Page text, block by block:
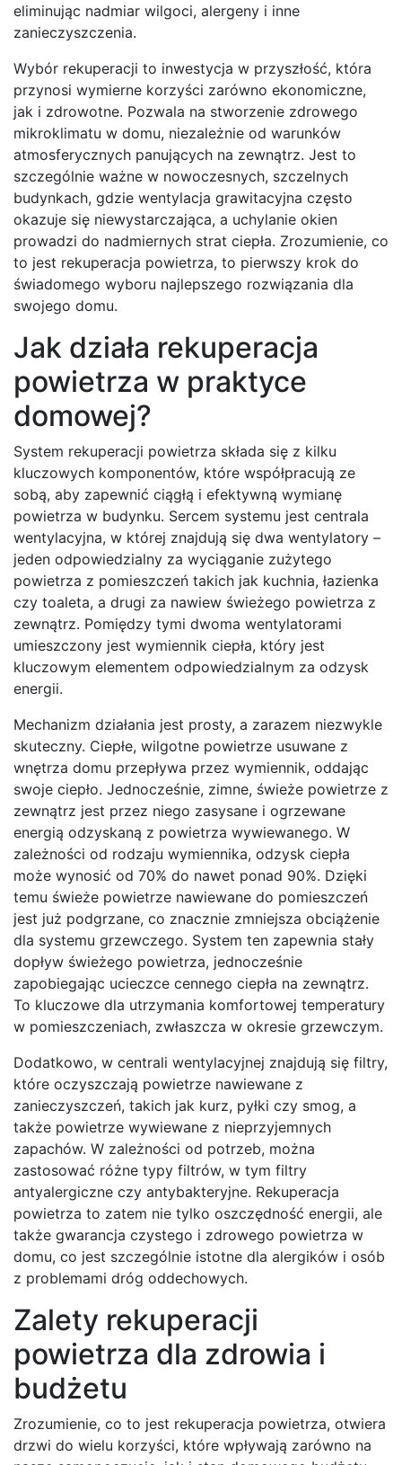
eliminując nadmiar wilgoci, alergeny i inne
zanieczyszczenia.
Wybór rekuperacji to inwestycja w przyszłość, która
przynosi wymierne korzyści zarówno ekonomiczne,
jak i zdrowotne. Pozwala na stworzenie zdrowego
mikroklimatu w domu, niezależnie od warunków
atmosferycznych panujących na zewnątrz. Jest to
szczególnie ważne w nowoczesnych, szczelnych
budynkach, gdzie wentylacja grawitacyjna często
okazuje się niewystarczająca, a uchylanie okien
prowadzi do nadmiernych strat ciepła. Zrozumienie, co
to jest rekuperacja powietrza, to pierwszy krok do
świadomego wyboru najlepszego rozwiązania dla
swojego domu.
Jak działa rekuperacja
powietrza w praktyce
domowej?
System rekuperacji powietrza składa się z kilku
kluczowych komponentów, które współpracują ze
sobą, aby zapewnić ciągłą i efektywną wymianę
powietrza w budynku. Sercem systemu jest centrala
wentylacyjna, w której znajdują się dwa wentylatory –
jeden odpowiedzialny za wyciąganie zużytego
powietrza z pomieszczeń takich jak kuchnia, łazienka
czy toaleta, a drugi za nawiew świeżego powietrza z
zewnątrz. Pomiędzy tymi dwoma wentylatorami
umieszczony jest wymiennik ciepła, który jest
kluczowym elementem odpowiedzialnym za odzysk
energii.
Mechanizm działania jest prosty, a zarazem niezwykle
skuteczny. Ciepłe, wilgotne powietrze usuwane z
wnętrza domu przepływa przez wymiennik, oddając
swoje ciepło. Jednocześnie, zimne, świeże powietrze z
zewnątrz jest przez niego zasysane i ogrzewane
energią odzyskaną z powietrza wywiewanego. W
zależności od rodzaju wymiennika, odzysk ciepła
może wynosić od 70% do nawet ponad 90%. Dzięki
temu świeże powietrze nawiewane do pomieszczeń
jest już podgrzane, co znacznie zmniejsza obciążenie
dla systemu grzewczego. System ten zapewnia stały
dopływ świeżego powietrza, jednocześnie
zapobiegając ucieczce cennego ciepła na zewnątrz.
To kluczowe dla utrzymania komfortowej temperatury
w pomieszczeniach, zwłaszcza w okresie grzewczym.
Dodatkowo, w centrali wentylacyjnej znajdują się filtry,
które oczyszczają powietrze nawiewane z
zanieczyszczeń, takich jak kurz, pyłki czy smog, a
także powietrze wywiewane z nieprzyjemnych
zapachów. W zależności od potrzeb, można
zastosować różne typy filtrów, w tym filtry
antyalergiczne czy antybakteryjne. Rekuperacja
powietrza to zatem nie tylko oszczędność energii, ale
także gwarancja czystego i zdrowego powietrza w
domu, co jest szczególnie istotne dla alergików i osób
z problemami dróg oddechowych.
Zalety rekuperacji
powietrza dla zdrowia i
budżetu
Zrozumienie, co to jest rekuperacja powietrza, otwiera
drzwi do wielu korzyści, które wpływają zarówno na